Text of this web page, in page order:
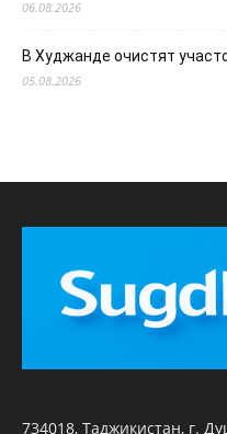
06.08.2026
В Худжанде очистят
05.08.2026
734018, Таджикистан, г.